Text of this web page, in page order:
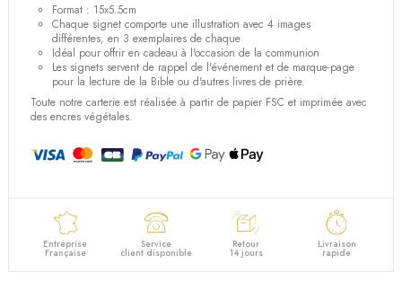
Format : 15x5.5cm
Chaque signet comporte une illustration avec 4 images
différentes, en 3 exemplaires de chaque
Idéal pour offrir en cadeau à l'occasion de la communion
Les signets servent de rappel de l'événement et de marque-page
pour la lecture de la Bible ou d'autres livres de prière.
Toute notre carterie est réalisée à partir de papier FSC et imprimée avec
des encres végétales.
Entreprise
Française
Service
client disponible
Retour
14 jours
Livraison
rapide